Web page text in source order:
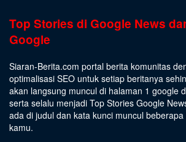
Top Stories di Google News
Google
Siaran-Berita.com portal berita komunitas
optimalisasi SEO untuk setiap beritanya
akan langsung muncul di halaman 1 google
serta selalu menjadi Top Stories Google
ada di judul dan kata kunci muncul
kamu.